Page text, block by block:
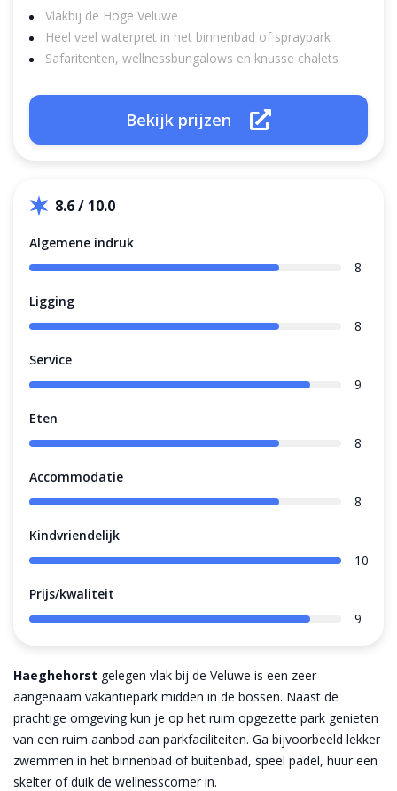
Haeghehorst gelegen vlak bij de Veluwe is een zeer
aangenaam vakantiepark midden in de bossen. Naast de
prachtige omgeving kun je op het ruim opgezette park genieten
van een ruim aanbod aan parkfaciliteiten. Ga bijvoorbeeld lekker
zwemmen in het binnenbad of buitenbad, speel padel, huur een
skelter of duik de wellnesscorner in.
Vlakbij de Hoge Veluwe
Heel veel waterpret in het binnenbad of spraypark
Safaritenten, wellnessbungalows en knusse chalets
Bekijk prijzen
8.6 / 10.0
Algemene indruk
8
Ligging
8
Service
9
Eten
8
Accommodatie
8
Kindvriendelijk
10
Prijs/kwaliteit
9